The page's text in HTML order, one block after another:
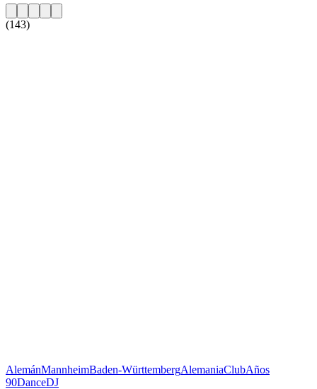
(143)
AlemánMannheimBaden-WürttembergAlemaniaClubAños
90DanceDJ